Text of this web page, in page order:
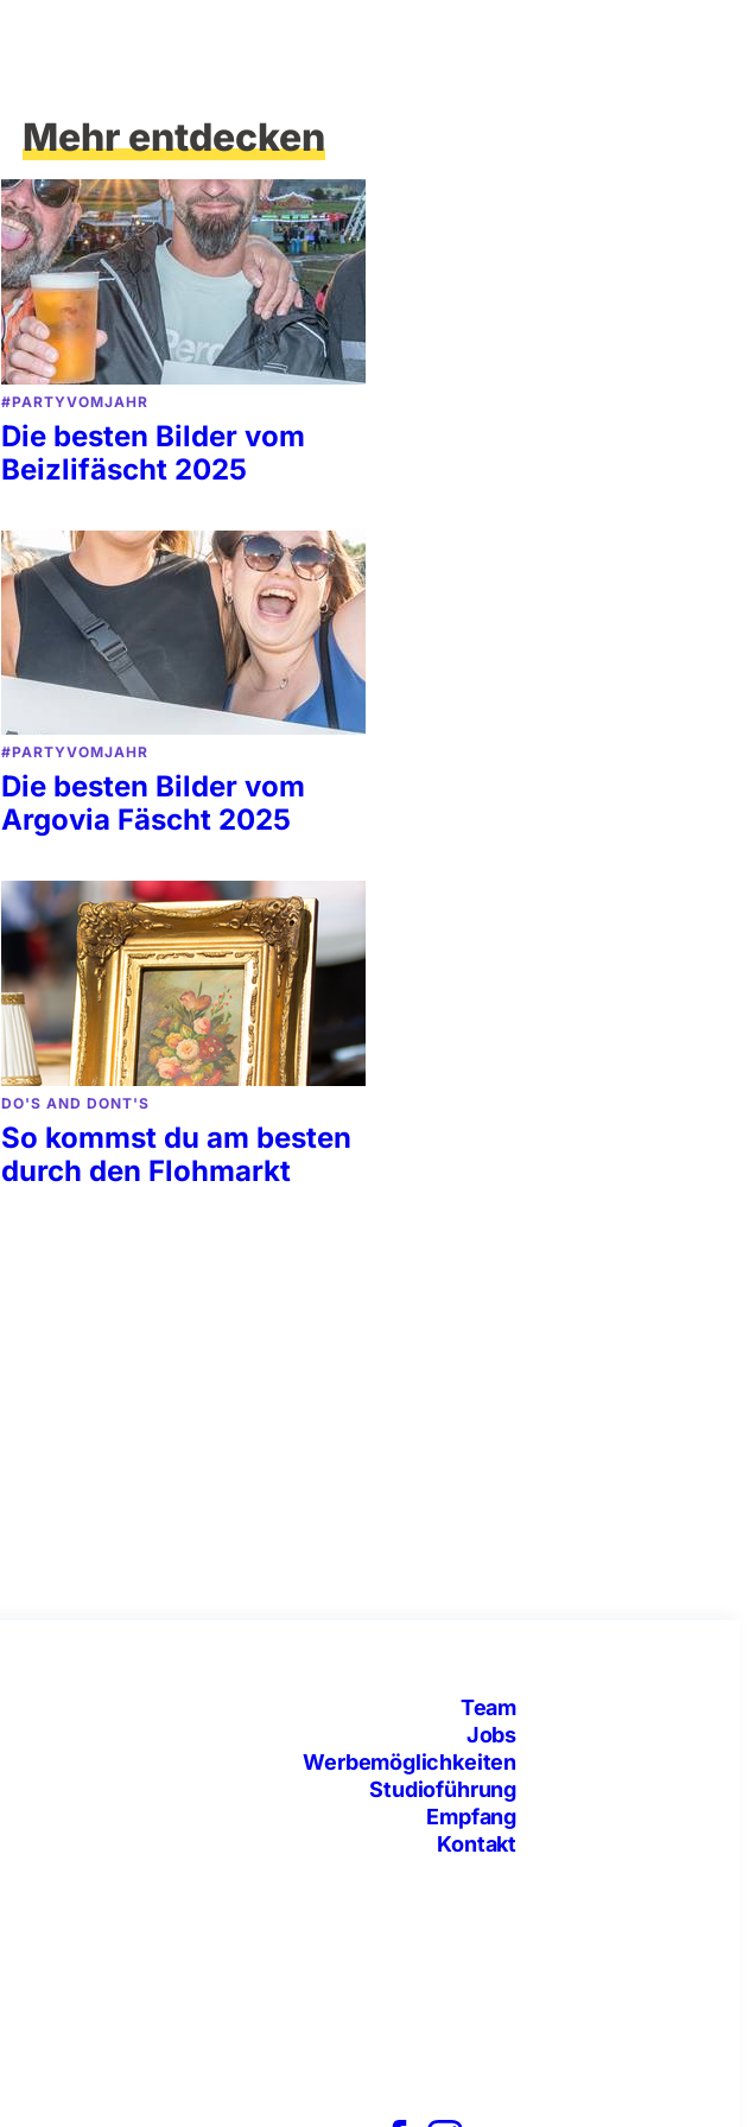
Mehr entdecken
#PARTYVOMJAHR
Die besten Bilder vom
Beizlifäscht 2025
#PARTYVOMJAHR
Die besten Bilder vom
Argovia Fäscht 2025
DO'S AND DONT'S
So kommst du am besten
durch den Flohmarkt
Team
Jobs
Werbemöglichkeiten
Studioführung
Empfang
Kontakt